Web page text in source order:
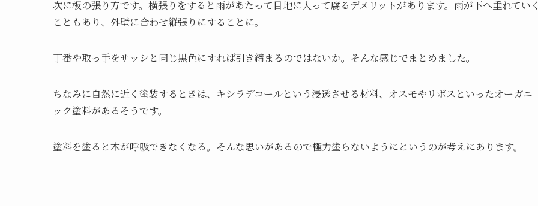
次に板の張り方です。横張りをすると雨があたって目地に入って腐るデメリットがあります。雨が下へ垂れていく
こともあり、外壁に合わせ縦張りにすることに。
丁番や取っ手をサッシと同じ黒色にすれば引き締まるのではないか。そんな感じでまとめました。
ちなみに自然に近く塗装するときは、キシラデコールという浸透させる材料、オスモやリボスといったオーガニ
ック塗料があるそうです。
塗料を塗ると木が呼吸できなくなる。そんな思いがあるので極力塗らないようにというのが考えにあります。